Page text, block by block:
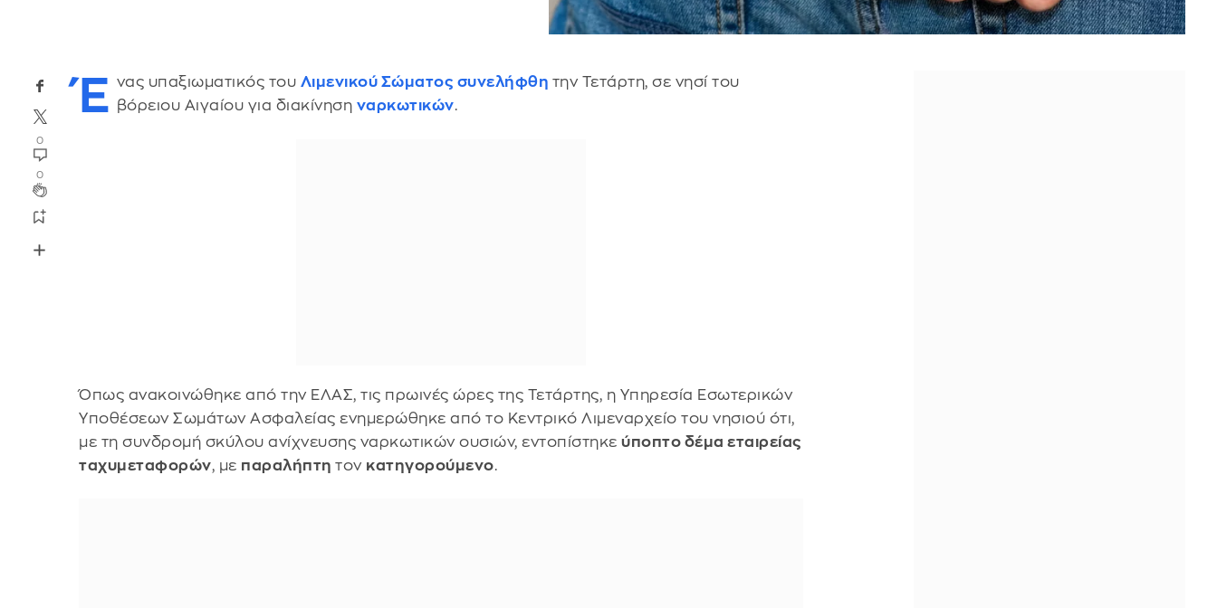
0
0
Έ νας υπαξιωματικός του Λιμενικού Σώματος συνελήφθη την Τετάρτη, σε νησί του
βόρειου Αιγαίου για διακίνηση ναρκωτικών.
Όπως ανακοινώθηκε από την ΕΛΑΣ, τις πρωινές ώρες της Τετάρτης, η Υπηρεσία Εσωτερικών
Υποθέσεων Σωμάτων Ασφαλείας ενημερώθηκε από το Κεντρικό Λιμεναρχείο του νησιού ότι,
με τη συνδρομή σκύλου ανίχνευσης ναρκωτικών ουσιών, εντοπίστηκεύποπτο δέμα εταιρείας
ταχυμεταφορών, με παραλήπτητον κατηγορούμενο.